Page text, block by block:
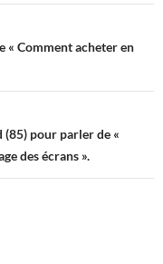
« Comment acheter en
(85) pour parler de «
des écrans ».